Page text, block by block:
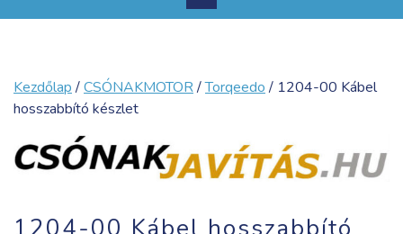
Kezdőlap/CSÓNAKMOTOR/Torqeedo/ 1204-00 Kábel
hosszabbító készlet